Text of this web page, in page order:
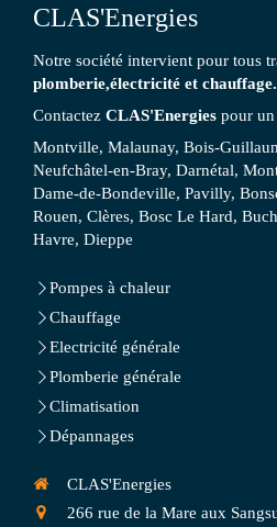
CLAS'Energies
Notre société intervient pour tous
plomberie,électricité et chauffage.
Contactez CLAS'Energies pour
Montville, Malaunay, Bois-
Neufchâtel-en-Bray, Darnétal,
Dame-de-Bondeville, Pavilly,
Rouen, Clères, Bosc Le Hard,
Havre, Dieppe
Pompes à chaleur
Chauffage
Electricité générale
Plomberie générale
Climatisation
Dépannages
CLAS'Energies
266 rue de la Mare aux